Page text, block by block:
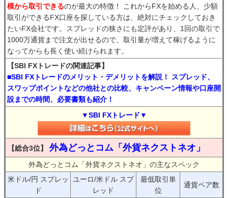
模から取引できるのが最大の特徴！ これからFXを始める人、少額
取引ができるFX口座を探している方は、絶対にチェックしておき
たいFX会社です。スプレッドの狭さにも定評があり、1回の取引で
1000万通貨まで注文が出せるので、取引量が増えて稼げるように
なってからも長く使い続けられます。
【SBI FXトレードの関連記事】
■SBI FXトレードのメリット・デメリットを解説！ スプレッド、
スワップポイントなどの他社との比較、キャンペーン情報や口座開
設までの時間、必要書類も紹介！
▼SBI FXトレード▼
【総合3位】 外為どっとコム「外貨ネクストネオ」
外為どっとコム「外貨ネクストネオ」の主なスペック
米ドル/円 スプレッ
ド
ユーロ/米ドル スプ
レッド
最低取引単
位
通貨ペア数